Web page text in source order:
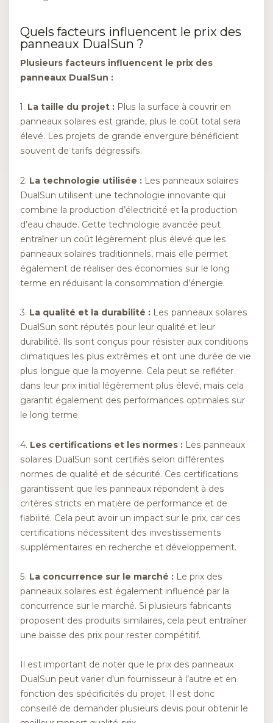
Quels facteurs influencent le prix des
panneaux DualSun ?
Plusieurs facteurs influencent le prix des
panneaux DualSun :
1. La taille du projet : Plus la surface à couvrir en
panneaux solaires est grande, plus le coût total sera
élevé. Les projets de grande envergure bénéficient
souvent de tarifs dégressifs.
2. La technologie utilisée : Les panneaux solaires
DualSun utilisent une technologie innovante qui
combine la production d’électricité et la production
d’eau chaude. Cette technologie avancée peut
entraîner un coût légèrement plus élevé que les
panneaux solaires traditionnels, mais elle permet
également de réaliser des économies sur le long
terme en réduisant la consommation d’énergie.
3. La qualité et la durabilité : Les panneaux solaires
DualSun sont réputés pour leur qualité et leur
durabilité. Ils sont conçus pour résister aux conditions
climatiques les plus extrêmes et ont une durée de vie
plus longue que la moyenne. Cela peut se refléter
dans leur prix initial légèrement plus élevé, mais cela
garantit également des performances optimales sur
le long terme.
4. Les certifications et les normes : Les panneaux
solaires DualSun sont certifiés selon différentes
normes de qualité et de sécurité. Ces certifications
garantissent que les panneaux répondent à des
critères stricts en matière de performance et de
fiabilité. Cela peut avoir un impact sur le prix, car ces
certifications nécessitent des investissements
supplémentaires en recherche et développement.
5. La concurrence sur le marché : Le prix des
panneaux solaires est également influencé par la
concurrence sur le marché. Si plusieurs fabricants
proposent des produits similaires, cela peut entraîner
une baisse des prix pour rester compétitif.
Il est important de noter que le prix des panneaux
DualSun peut varier d’un fournisseur à l’autre et en
fonction des spécificités du projet. Il est donc
conseillé de demander plusieurs devis pour obtenir le